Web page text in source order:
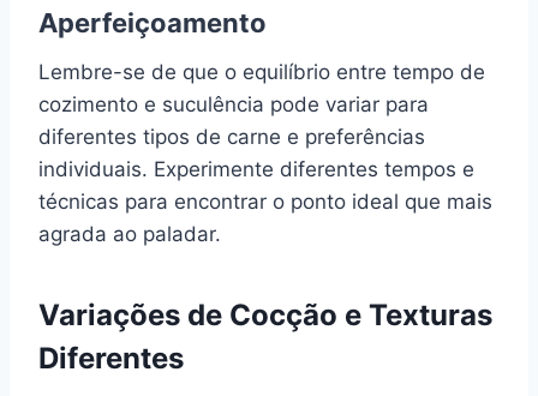
Aperfeiçoamento
Lembre-se de que o equilíbrio entre tempo de
cozimento e suculência pode variar para
diferentes tipos de carne e preferências
individuais. Experimente diferentes tempos e
técnicas para encontrar o ponto ideal que mais
agrada ao paladar.
Variações de Cocção e Texturas
Diferentes